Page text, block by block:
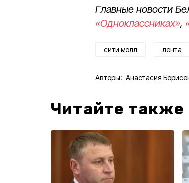
Главные новости
«Одноклассниках»,
сити молл лента
Авторы: Анастасия
Читайте также